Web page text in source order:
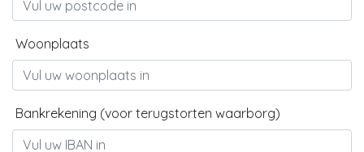
Woonplaats
Bankrekening (voor terugstorten waarborg)